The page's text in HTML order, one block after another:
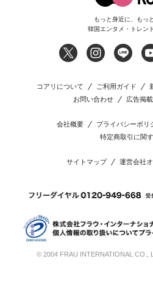
もっと身近に、もっ
韓国エンタメ・トレン
コアリについて ご利用ガイド
お問い合わせ
広告掲
会社概要 プライバシーポリ
特定商取引に関
サイトマップ 運営会社
© 2004 FRAU INTERNATIONAL CO.,